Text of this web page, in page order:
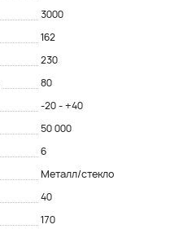
3000
162
230
80
-20 - +40
50 000
6
Металл/стекло
40
170